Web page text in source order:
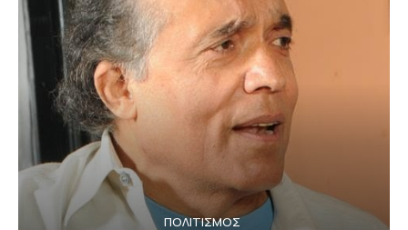
ΠΟΛΙΤΙΣΜΟΣ